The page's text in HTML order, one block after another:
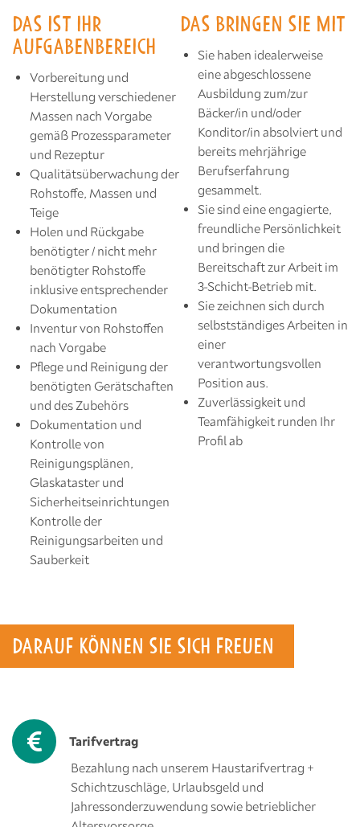
DAS IST IHR
AUFGABENBEREICH
Vorbereitung und
Herstellung verschiedener
Massen nach Vorgabe
gemäß Prozessparameter
und Rezeptur
Qualitätsüberwachung der
Rohstoffe, Massen und
Teige
Holen und Rückgabe
benötigter / nicht mehr
benötigter Rohstoffe
inklusive entsprechender
Dokumentation
Inventur von Rohstoffen
nach Vorgabe
Pflege und Reinigung der
benötigten Gerätschaften
und des Zubehörs
Dokumentation und
Kontrolle von
Reinigungsplänen,
Glaskataster und
Sicherheitseinrichtungen
Kontrolle der
Reinigungsarbeiten und
Sauberkeit
DAS BRINGEN SIE MIT
Sie haben idealerweise
eine abgeschlossene
Ausbildung zum/zur
Bäcker/in und/oder
Konditor/in absolviert und
bereits mehrjährige
Berufserfahrung
gesammelt.
Sie sind eine engagierte,
freundliche Persönlichkeit
und bringen die
Bereitschaft zur Arbeit im
3-Schicht-Betrieb mit.
Sie zeichnen sich durch
selbstständiges Arbeiten in
einer
verantwortungsvollen
Position aus.
Zuverlässigkeit und
Teamfähigkeit runden Ihr
Profil ab
DARAUF KÖNNEN SIE SICH FREUEN
Tarifvertrag
Bezahlung nach unserem Haustarifvertrag +
Schichtzuschläge, Urlaubsgeld und
Jahressonderzuwendung sowie betrieblicher